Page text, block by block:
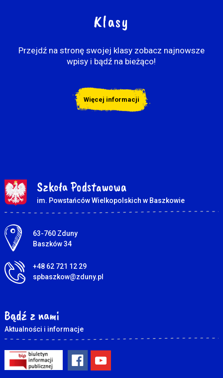
Klasy
Przejdź na stronę swojej klasy zobacz najnowsze
wpisy i bądź na bieżąco!
Więcej informacji
Szkoła Podstawowa
im. Powstańców Wielkopolskich w Baszkowie
Adres pocztowy:
63-760 Zduny
Baszków 34
+48 62 721 12 29
spbaszkow@zduny.pl
Bądź z nami
Aktualności i informacje